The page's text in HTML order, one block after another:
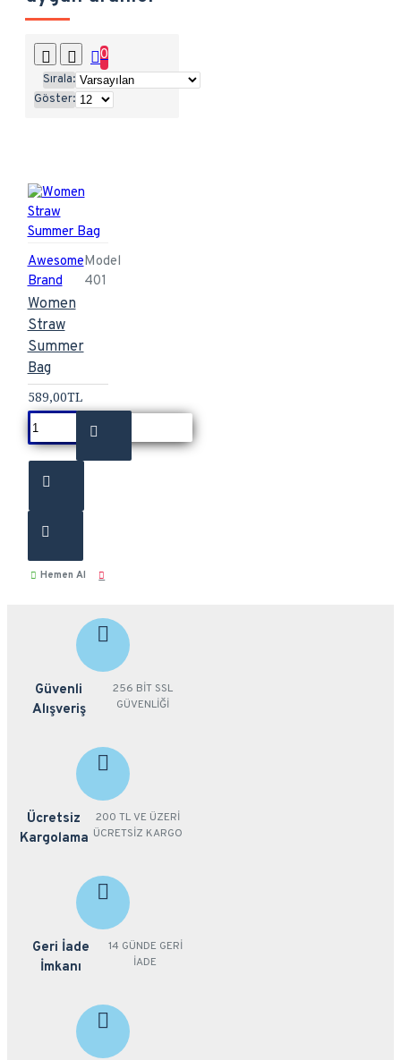
0
Sırala:
Göster:
Awesome
Brand
Model
401
Women
Straw
Summer
Bag
589,00TL
Hemen Al
Güvenli
Alışveriş
256 BİT SSL
GÜVENLİĞİ
Ücretsiz
Kargolama
200 TL VE ÜZERİ
ÜCRETSİZ KARGO
Geri İade
İmkanı
14 GÜNDE GERİ
İADE